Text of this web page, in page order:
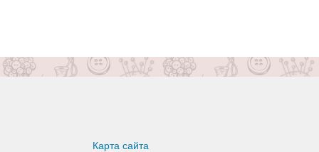
Карта сайта